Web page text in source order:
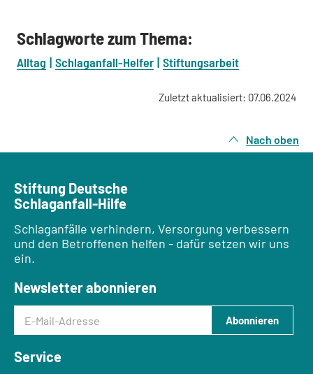
Schlagworte zum Thema:
Alltag Schlaganfall-Helfer Stiftungsarbeit
Zuletzt aktualisiert: 07.06.2024
Nach oben
Stiftung Deutsche
Schlaganfall-Hilfe
Schlaganfälle verhindern, Versorgung verbessern
und den Betroffenen helfen - dafür setzen wir uns
ein.
Newsletter abonnieren
E-Mail-Adresse
Abonnieren
Service